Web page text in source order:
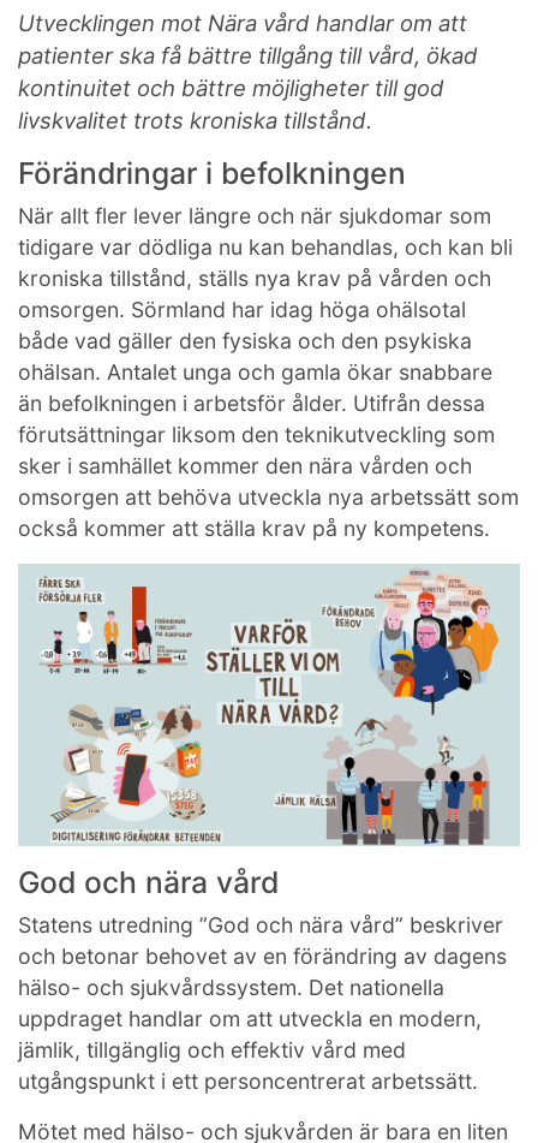
Utvecklingen mot Nära vård handlar om att
patienter ska få bättre tillgång till vård, ökad
kontinuitet och bättre möjligheter till god
livskvalitet trots kroniska tillstånd.
Förändringar i befolkningen
När allt fler lever längre och när sjukdomar som
tidigare var dödliga nu kan behandlas, och kan bli
kroniska tillstånd, ställs nya krav på vården och
omsorgen. Sörmland har idag höga ohälsotal
både vad gäller den fysiska och den psykiska
ohälsan. Antalet unga och gamla ökar snabbare
än befolkningen i arbetsför ålder. Utifrån dessa
förutsättningar liksom den teknikutveckling som
sker i samhället kommer den nära vården och
omsorgen att behöva utveckla nya arbetssätt som
också kommer att ställa krav på ny kompetens.
God och nära vård
Statens utredning ”God och nära vård” beskriver
och betonar behovet av en förändring av dagens
hälso- och sjukvårdssystem. Det nationella
uppdraget handlar om att utveckla en modern,
jämlik, tillgänglig och effektiv vård med
utgångspunkt i ett personcentrerat arbetssätt.
Mötet med hälso- och sjukvården är bara en liten